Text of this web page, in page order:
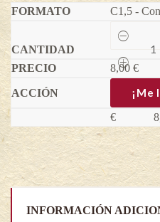
C1,5 -
Unífera)
-
Ficus
carica
quantity
8,00 €
¡Me
€
INFORMACIÓN